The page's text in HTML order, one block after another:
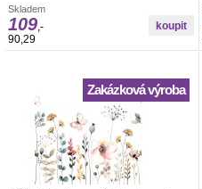
Skladem
109,-
90,29
Zakázková výroba